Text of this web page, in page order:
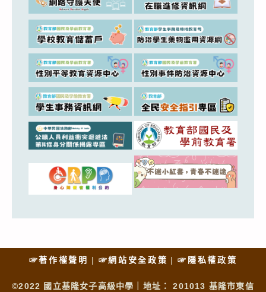
☞著作權聲明 ☞網站安全政策 ☞隱私權政策
©2022 國立基隆女子高級中學｜地址： 201013 基隆市東信